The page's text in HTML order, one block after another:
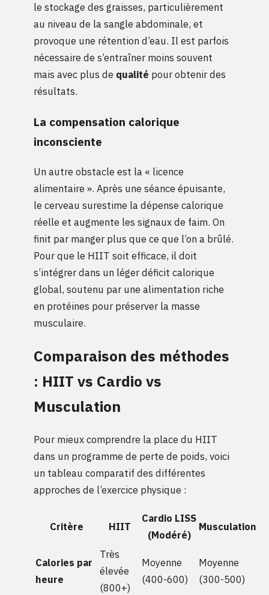
le stockage des graisses, particulièrement
au niveau de la sangle abdominale, et
provoque une rétention d’eau. Il est parfois
nécessaire de s’entraîner moins souvent
mais avec plus de qualité pour obtenir des
résultats.
La compensation calorique
inconsciente
Un autre obstacle est la « licence
alimentaire ». Après une séance épuisante,
le cerveau surestime la dépense calorique
réelle et augmente les signaux de faim. On
finit par manger plus que ce que l’on a brûlé.
Pour que le HIIT soit efficace, il doit
s’intégrer dans un léger déficit calorique
global, soutenu par une alimentation riche
en protéines pour préserver la masse
musculaire.
Comparaison des méthodes
: HIIT vs Cardio vs
Musculation
Pour mieux comprendre la place du HIIT
dans un programme de perte de poids, voici
un tableau comparatif des différentes
approches de l’exercice physique :
Critère HIIT
Cardio LISS
(Modéré)
Musculation
Calories par
heure
Très
élevée
(800+)
Moyenne
(400-600)
Moyenne
(300-500)